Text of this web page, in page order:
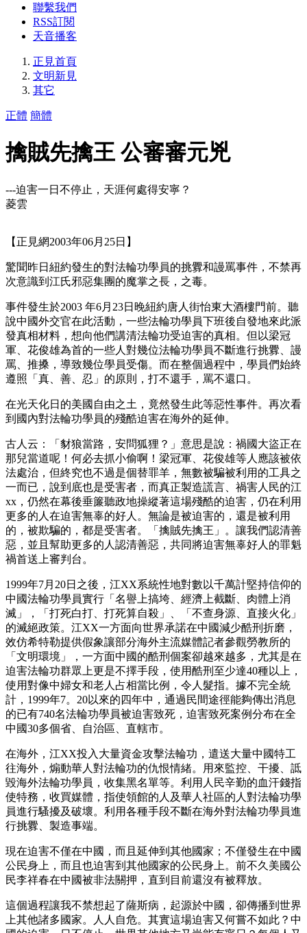
聯繫我們
RSS訂閱
天音播客
正見首頁
文明新見
其它
正體 簡體
擒賊先擒王 公審審元兇
---迫害一日不停止，天涯何處得安寧？
菱雲
【正見網2003年06月25日】
驚聞昨日紐約發生的對法輪功學員的挑釁和謾罵事件，不禁再
次意識到江氏邪惡集團的魔掌之長，之毒。
事件發生於2003 年6月23日晚紐約唐人街怡東大酒樓門前。聽
說中國外交官在此活動，一些法輪功學員下班後自發地來此派
發真相材料，想向他們講清法輪功受迫害的真相。但以梁冠
軍、花俊雄為首的一些人對幾位法輪功學員不斷進行挑釁、謾
罵、推搡，導致幾位學員受傷。而在整個過程中，學員們始終
遵照「真、善、忍」的原則，打不還手，罵不還口。
在光天化日的美國自由之土，竟然發生此等惡性事件。再次看
到國內對法輪功學員的殘酷迫害在海外的延伸。
古人云：「豺狼當路，安問狐狸？」意思是說：禍國大盜正在
那兒當道呢！何必去抓小偷啊！梁冠軍、花俊雄等人應該被依
法處治，但終究也不過是個替罪羊，無數被騙被利用的工具之
一而已，說到底也是受害者，而真正製造謊言、禍害人民的江
xx，仍然在幕後垂簾聽政地操縱著這場殘酷的迫害，仍在利用
更多的人在迫害無辜的好人。無論是被迫害的，還是被利用
的，被欺騙的，都是受害者。「擒賊先擒王」。讓我們認清善
惡，並且幫助更多的人認清善惡，共同將迫害無辜好人的罪魁
禍首送上審判台。
1999年7月20日之後，江XX系統性地對數以千萬計堅持信仰的
中國法輪功學員實行「名譽上搞垮、經濟上截斷、肉體上消
滅」，「打死白打、打死算自殺」、「不查身源、直接火化」
的滅絕政策。江XX一方面向世界承諾在中國減少酷刑折磨，
效仿希特勒提供假象讓部分海外主流媒體記者參觀勞教所的
「文明環境」，一方面中國的酷刑個案卻越來越多，尤其是在
迫害法輪功群眾上更是不擇手段，使用酷刑至少達40種以上，
使用對像中婦女和老人占相當比例，令人髮指。據不完全統
計，1999年7。20以來的四年中，通過民間途徑能夠傳出消息
的已有740名法輪功學員被迫害致死，迫害致死案例分布在全
中國30多個省、自治區、直轄市。
在海外，江XX投入大量資金攻擊法輪功，遣送大量中國特工
往海外，煽動華人對法輪功的仇恨情緒。用來監控、干擾、詆
毀海外法輪功學員，收集黑名單等。利用人民辛勤的血汗錢指
使特務，收買媒體，指使領館的人及華人社區的人對法輪功學
員進行騷擾及破壞。利用各種手段不斷在海外對法輪功學員進
行挑釁、製造事端。
現在迫害不僅在中國，而且延伸到其他國家；不僅發生在中國
公民身上，而且也迫害到其他國家的公民身上。前不久美國公
民李祥春在中國被非法關押，直到目前還沒有被釋放。
這個過程讓我不禁想起了薩斯病，起源於中國，卻傳播到世界
上其他諸多國家。人人自危。其實這場迫害又何嘗不如此？中